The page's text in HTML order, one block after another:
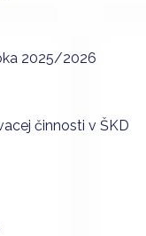
2025/2026
činnosti v ŠKD